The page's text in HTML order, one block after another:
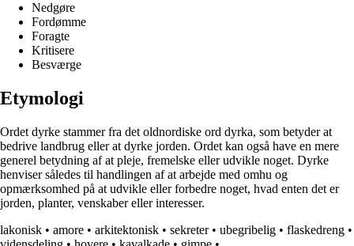
Nedgøre
Fordømme
Foragte
Kritisere
Besværge
Etymologi
Ordet dyrke stammer fra det oldnordiske ord dyrka, som betyder at
bedrive landbrug eller at dyrke jorden. Ordet kan også have en mere
generel betydning af at pleje, fremelske eller udvikle noget. Dyrke
henviser således til handlingen af at arbejde med omhu og
opmærksomhed på at udvikle eller forbedre noget, hvad enten det er
jorden, planter, venskaber eller interesser.
lakonisk • amore • arkitektonisk • sekreter• ubegribelig • flaskedreng •